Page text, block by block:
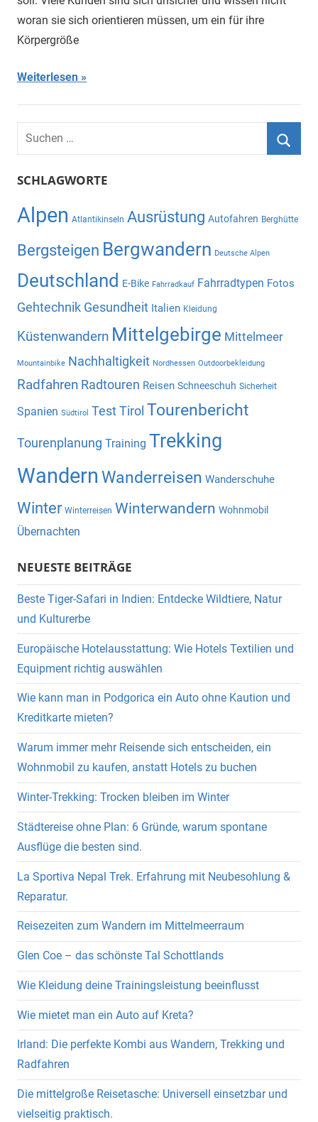
woran sie sich orientieren müssen, um ein für ihre
Körpergröße
Weiterlesen
Suchen
nach:
SCHLAGWORTE
Alpen Atlantikinseln Ausrüstung Autofahren Berghütte
Bergsteigen Bergwandern Deutsche Alpen
Deutschland E-Bike Fahrradkauf Fahrradtypen Fotos
Gehtechnik Gesundheit Italien Kleidung
Küstenwandern Mittelgebirge Mittelmeer
Mountainbike Nachhaltigkeit Nordhessen Outdoorbekleidung
Radfahren Radtouren Reisen Schneeschuh Sicherheit
Spanien Südtirol TestTirol Tourenbericht
Tourenplanung Training Trekking
Wandern Wanderreisen Wanderschuhe
Winter Winterreisen Winterwandern Wohnmobil
Übernachten
NEUESTE BEITRÄGE
Beste Tiger-Safari in Indien: Entdecke Wildtiere, Natur
und Kulturerbe
Europäische Hotelausstattung: Wie Hotels Textilien und
Equipment richtig auswählen
Wie kann man in Podgorica ein Auto ohne Kaution und
Kreditkarte mieten?
Warum immer mehr Reisende sich entscheiden, ein
Wohnmobil zu kaufen, anstatt Hotels zu buchen
Winter-Trekking: Trocken bleiben im Winter
Städtereise ohne Plan: 6 Gründe, warum spontane
Ausflüge die besten sind.
La Sportiva Nepal Trek. Erfahrung mit Neubesohlung &
Reparatur.
Reisezeiten zum Wandern im Mittelmeerraum
Glen Coe – das schönste Tal Schottlands
Wie Kleidung deine Trainingsleistung beeinflusst
Wie mietet man ein Auto auf Kreta?
Irland: Die perfekte Kombi aus Wandern, Trekking und
Radfahren
Die mittelgroße Reisetasche: Universell einsetzbar und
vielseitig praktisch.